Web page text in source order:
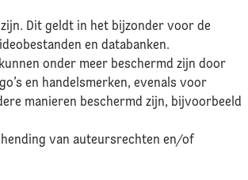
Dit geldt in het bijzonder voor de
en databanken.
onder meer beschermd zijn door
en handelsmerken, evenals voor
manieren beschermd zijn, bijvoorbeeld
van auteursrechten en/of